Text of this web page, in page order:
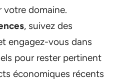
votre domaine.
, suivez des
engagez-vous dans
pour rester pertinent
économiques récents